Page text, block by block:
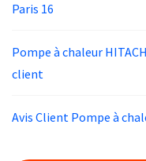
Paris 16
Pompe à chaleur
client
Avis Client Pompe à